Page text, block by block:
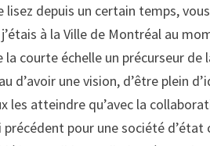
depuis un certain temps,
à la Ville de Montréal au
courte échelle un précurseur de
d’avoir une vision, d’être plein
les atteindre qu’avec la
pour une société d’état